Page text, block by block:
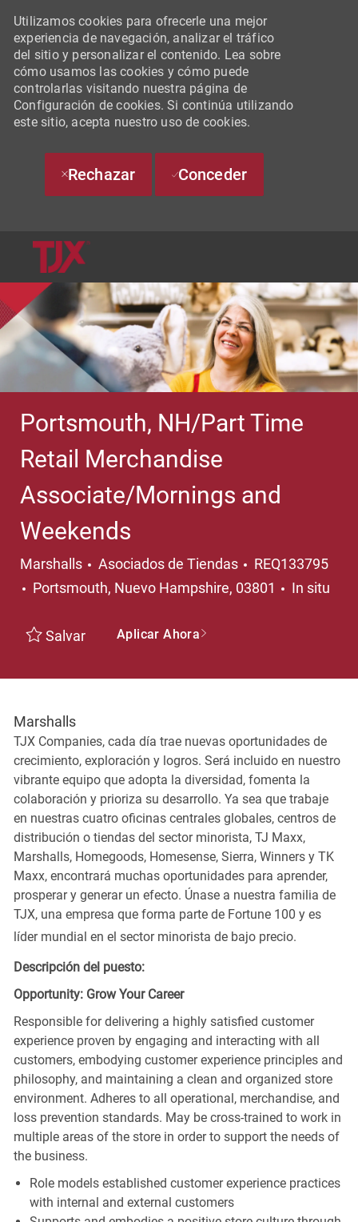
Utilizamos cookies para ofrecerle una mejor
experiencia de navegación, analizar el tráfico
del sitio y personalizar el contenido. Lea sobre
cómo usamos las cookies y cómo puede
controlarlas visitando nuestra página de
Configuración de cookies. Si continúa utilizando
este sitio, acepta nuestro uso de cookies.
Rechazar Conceder
Portsmouth, NH/Part Time
Retail Merchandise
Associate/Mornings and
Weekends
Marshalls Categoría
Asociados de Tiendas
REQ133795
Ubicación
Portsmouth, Nuevo Hampshire, 03801 In situ
Salvar Aplicar Ahora
Marshalls
TJX Companies, cada día trae nuevas oportunidades de
crecimiento, exploración y logros. Será incluido en nuestro
vibrante equipo que adopta la diversidad, fomenta la
colaboración y prioriza su desarrollo. Ya sea que trabaje
en nuestras cuatro oficinas centrales globales, centros de
distribución o tiendas del sector minorista, TJ Maxx,
Marshalls, Homegoods, Homesense, Sierra, Winners y TK
Maxx, encontrará muchas oportunidades para aprender,
prosperar y generar un efecto. Únase a nuestra familia de
TJX, una empresa que forma parte de Fortune 100 y es
líder mundial en el sector minorista de bajo precio.
Descripción del puesto:
Opportunity: Grow Your Career
Responsible for delivering a highly satisfied customer
experience proven by engaging and interacting with all
customers, embodying customer experience principles and
philosophy, and maintaining a clean and organized store
environment. Adheres to all operational, merchandise, and
loss prevention standards. May be cross-trained to work in
multiple areas of the store in order to support the needs of
the business.
Role models established customer experience practices
with internal and external customers